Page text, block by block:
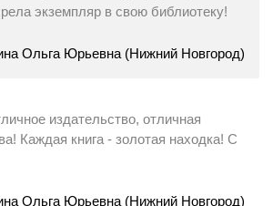
экземпляр в свою библиотеку!
Ольга Юрьевна (Нижний Новгород)
издательство, отличная
Каждая книга - золотая находка! С
Ольга Юрьевна (Нижний Новгород)